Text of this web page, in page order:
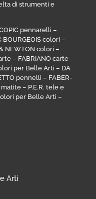
di strumenti e
pennarelli –
BOURGEOIS colori –
NEWTON colori –
– FABRIANO carte
per Belle Arti – DA
pennelli – FABER-
matite– P.E.R. tele e
per Belle Arti –
Arti